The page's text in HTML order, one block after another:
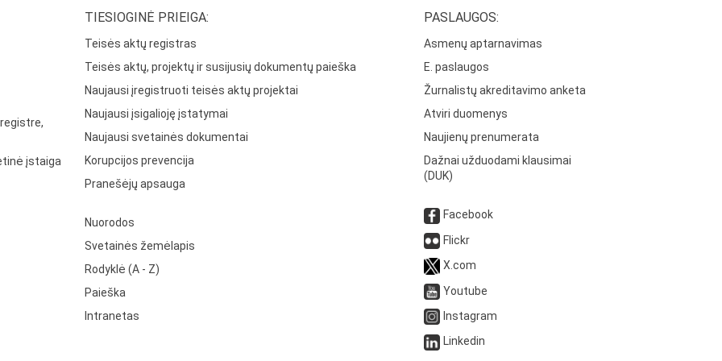
įstaiga
TIESIOGINĖ PRIEIGA:
Teisės aktų registras
Teisės aktų, projektų ir susijusių dokumentų paieška
Naujausi įregistruoti teisės aktų projektai
Naujausi įsigalioję įstatymai
Naujausi svetainės dokumentai
Korupcijos prevencija
Pranešėjų apsauga
Nuorodos
Svetainės žemėlapis
Rodyklė (A - Z)
Paieška
Intranetas
PASLAUGOS:
Asmenų aptarnavimas
E. paslaugos
Žurnalistų akreditavimo anketa
Atviri duomenys
Naujienų prenumerata
Dažnai užduodami klausimai
(DUK)
Facebook
Flickr
X.com
Youtube
Instagram
Linkedin